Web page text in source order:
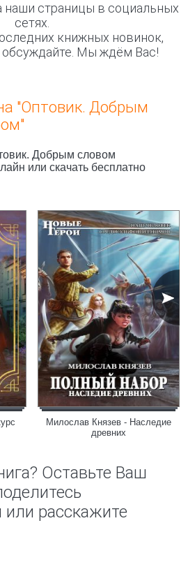
наши страницы в социальных
сетях.
книжных новинок,
обсуждайте. Мы ждём Вас!
"Оптовик. Добрым
Добрым словом
или скачать бесплатно
Милослав Князев - Наследие
древних
Оставьте Ваш
расскажите